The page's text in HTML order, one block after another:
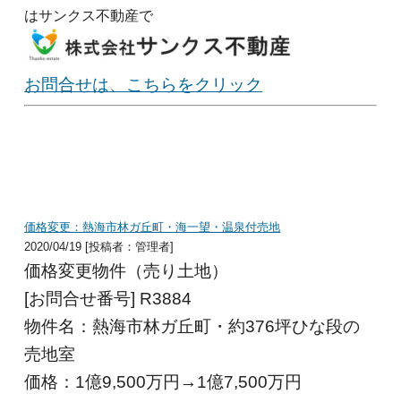
はサンクス不動産で
お問合せは、こちらをクリック
価格変更：熱海市林ガ丘町・海一望・温泉付売地
2020/04/19 [投稿者：管理者]
価格変更物件（売り土地）
[お問合せ番号] R3884
物件名：熱海市林ガ丘町・約376坪ひな段の
売地室
価格：1億9,500万円→1億7,500万円